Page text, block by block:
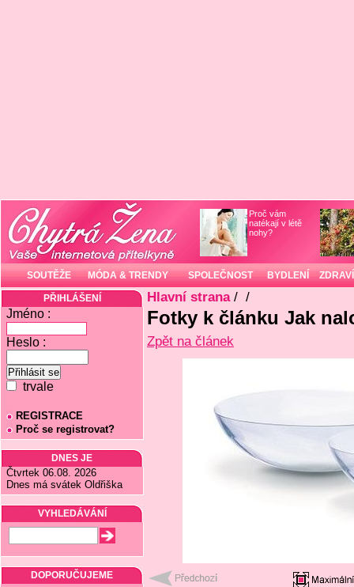
Proč vám
natékají v létě
nohy?
SOUTĚŽE MÓDA & TRENDY SPOLEČNOST BYDLENÍ ZDRAVÍ
PŘIHLÁŠENÍ
Jméno :
Heslo :
trvale
REGISTRACE
Proč se registrovat?
DNES JE
Čtvrtek 06.08. 2026
Dnes má svátek Oldřiška
VYHLEDÁVÁNÍ
DOPORUČUJEME
Hlavní strana/ /
Fotky k článku Jak
Zpět na článek